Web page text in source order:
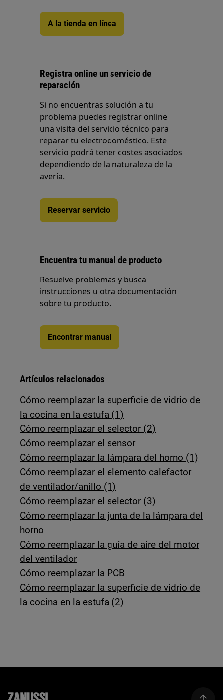
A la tienda en línea
Registra online un servicio de
reparación
Si no encuentras solución a tu
problema puedes registrar online
una visita del servicio técnico para
reparar tu electrodoméstico. Este
servicio podrá tener costes asociados
dependiendo de la naturaleza de la
avería.
Reservar servicio
Encuentra tu manual de producto
Resuelve problemas y busca
instrucciones u otra documentación
sobre tu producto.
Encontrar manual
Artículos relacionados
Cómo reemplazar la superficie de vidrio de
la cocina en la estufa (1)
Cómo reemplazar el selector (2)
Cómo reemplazar el sensor
Cómo reemplazar la lámpara del horno (1)
Cómo reemplazar el elemento calefactor
de ventilador/anillo (1)
Cómo reemplazar el selector (3)
Cómo reemplazar la junta de la lámpara del
horno
Cómo reemplazar la guía de aire del motor
del ventilador
Cómo reemplazar la PCB
Cómo reemplazar la superficie de vidrio de
la cocina en la estufa (2)